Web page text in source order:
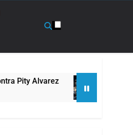
67 barrios full LED en Florencio